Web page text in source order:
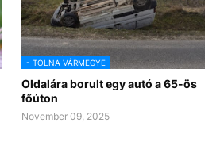
- TOLNA VÁRMEGYE
Oldalára borult egy autó a 65-ös
főúton
November 09, 2025